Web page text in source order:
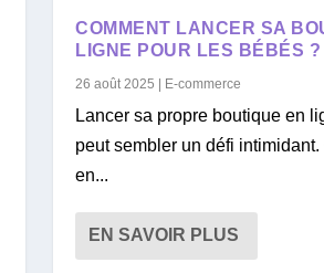
COMMENT LANCER SA
LIGNE POUR LES BÉBÉS ?
26 août 2025 E-commerce
Lancer sa propre boutique en
peut sembler un défi
en...
EN SAVOIR PLUS